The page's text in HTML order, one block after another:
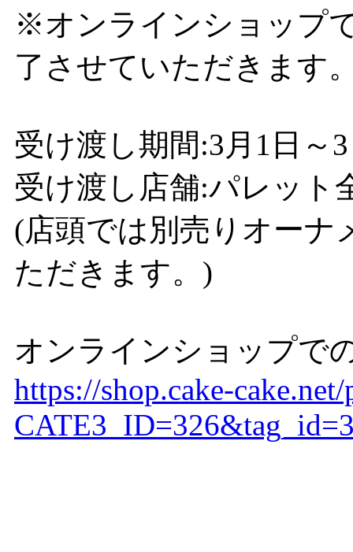
※オンラインショップ
了させていただきます
受け渡し期間:3月1日～
受け渡し店舗:パレット
(店頭では別売りオーナ
ただきます。)
オンラインショップで
https://shop.cake-